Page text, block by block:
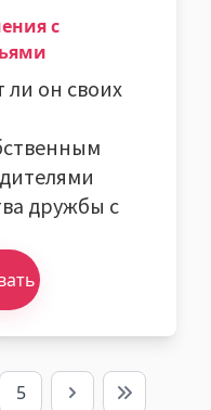
с
ли он своих
дружбы с
5 Next Last